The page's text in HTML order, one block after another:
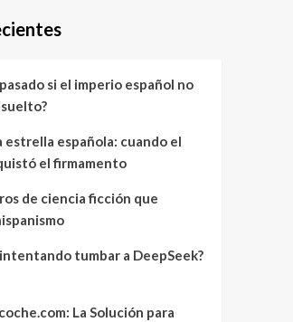
si el imperio español no
estrella española: cuando el
el firmamento
de ciencia ficción que
tumbar a DeepSeek?
La Solución para